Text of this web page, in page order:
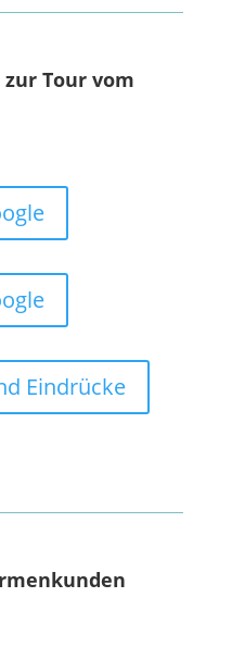
Tour vom
Eindrücke